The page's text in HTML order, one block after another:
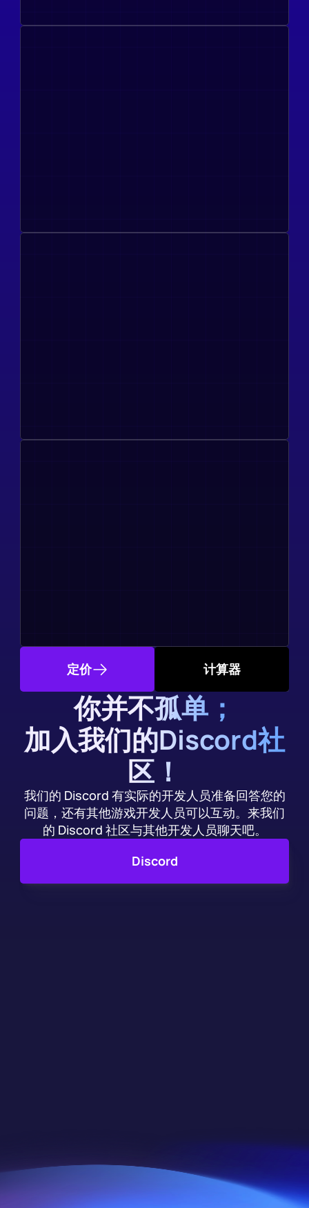
定价 计算器
你并不孤单；
加入我们的Discord社
区！
我们的 Discord 有实际的开发人员准备回答您的
问题，还有其他游戏开发人员可以互动。来我们
的 Discord 社区与其他开发人员聊天吧。
Discord